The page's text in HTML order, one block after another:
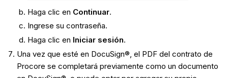
Haga clic en Continuar.
Ingrese su contraseña.
Haga clic en Iniciar sesión.
Una vez que esté en DocuSign®, el PDF del contrato de
Procore se completará previamente como un documento